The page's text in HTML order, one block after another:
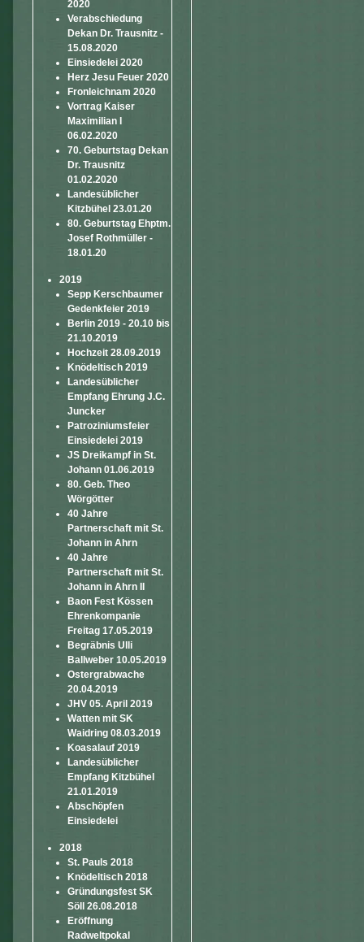
2020
Verabschiedung
Dekan Dr. Trausnitz -
15.08.2020
Einsiedelei 2020
Herz Jesu Feuer 2020
Fronleichnam 2020
Vortrag Kaiser
Maximilian I
06.02.2020
70. Geburtstag Dekan
Dr. Trausnitz
01.02.2020
Landesüblicher
Kitzbühel 23.01.20
80. Geburtstag Ehptm.
Josef Rothmüller -
18.01.20
2019
Sepp Kerschbaumer
Gedenkfeier 2019
Berlin 2019 - 20.10 bis
21.10.2019
Hochzeit 28.09.2019
Knödeltisch 2019
Landesüblicher
Empfang Ehrung J.C.
Juncker
Patroziniumsfeier
Einsiedelei 2019
JS Dreikampf in St.
Johann 01.06.2019
80. Geb. Theo
Wörgötter
40 Jahre
Partnerschaft mit St.
Johann in Ahrn
40 Jahre
Partnerschaft mit St.
Johann in Ahrn II
Baon Fest Kössen
Ehrenkompanie
Freitag 17.05.2019
Begräbnis Ulli
Ballweber 10.05.2019
Ostergrabwache
20.04.2019
JHV 05. April 2019
Watten mit SK
Waidring 08.03.2019
Koasalauf 2019
Landesüblicher
Empfang Kitzbühel
21.01.2019
Abschöpfen
Einsiedelei
2018
St. Pauls 2018
Knödeltisch 2018
Gründungsfest SK
Söll 26.08.2018
Eröffnung
Radweltpokal